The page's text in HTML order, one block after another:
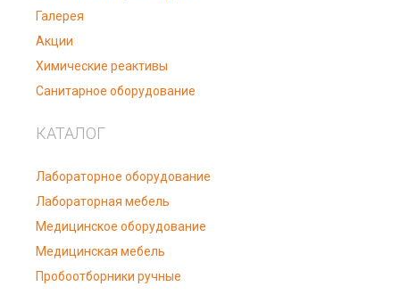
Галерея
Акции
Химические реактивы
Санитарное оборудование
КАТАЛОГ
Лабораторное оборудование
Лабораторная мебель
Медицинское оборудование
Медицинская мебель
Пробоотборники ручные